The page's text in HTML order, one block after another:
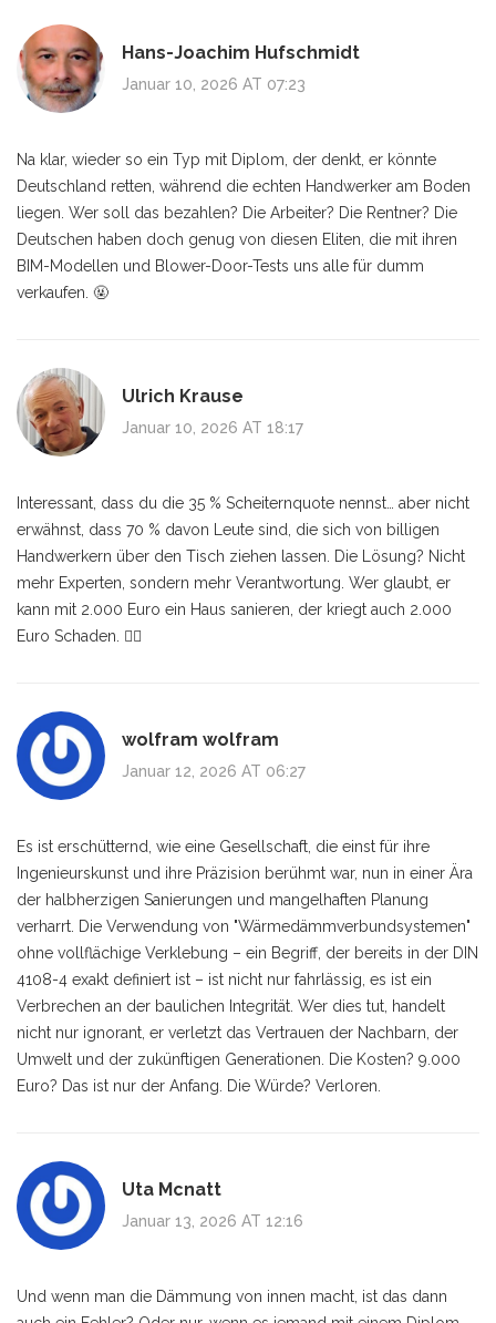
Hans-Joachim Hufschmidt
Januar 10, 2026 AT 07:23
Na klar, wieder so ein Typ mit Diplom, der denkt, er könnte
Deutschland retten, während die echten Handwerker am Boden
liegen. Wer soll das bezahlen? Die Arbeiter? Die Rentner? Die
Deutschen haben doch genug von diesen Eliten, die mit ihren
BIM-Modellen und Blower-Door-Tests uns alle für dumm
verkaufen. 🤬
Ulrich Krause
Januar 10, 2026 AT 18:17
Interessant, dass du die 35 % Scheiternquote nennst… aber nicht
erwähnst, dass 70 % davon Leute sind, die sich von billigen
Handwerkern über den Tisch ziehen lassen. Die Lösung? Nicht
mehr Experten, sondern mehr Verantwortung. Wer glaubt, er
kann mit 2.000 Euro ein Haus sanieren, der kriegt auch 2.000
Euro Schaden. 🤷‍♀️
wolfram wolfram
Januar 12, 2026 AT 06:27
Es ist erschütternd, wie eine Gesellschaft, die einst für ihre
Ingenieurskunst und ihre Präzision berühmt war, nun in einer Ära
der halbherzigen Sanierungen und mangelhaften Planung
verharrt. Die Verwendung von "Wärmedämmverbundsystemen"
ohne vollflächige Verklebung – ein Begriff, der bereits in der DIN
4108-4 exakt definiert ist – ist nicht nur fahrlässig, es ist ein
Verbrechen an der baulichen Integrität. Wer dies tut, handelt
nicht nur ignorant, er verletzt das Vertrauen der Nachbarn, der
Umwelt und der zukünftigen Generationen. Die Kosten? 9.000
Euro? Das ist nur der Anfang. Die Würde? Verloren.
Uta Mcnatt
Januar 13, 2026 AT 12:16
Und wenn man die Dämmung von innen macht, ist das dann